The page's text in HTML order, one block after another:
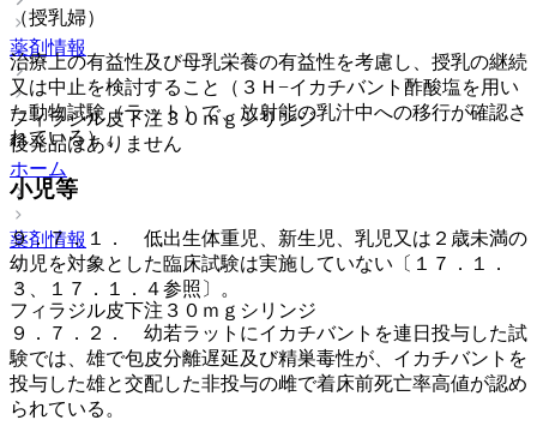
薬剤情報
フィラジル皮下注３０ｍｇシリンジ
後発品はありません
ホーム
薬剤情報
フィラジル皮下注３０ｍｇシリンジ
（授乳婦）
治療上の有益性及び母乳栄養の有益性を考慮し、授乳の継続
又は中止を検討すること（３Ｈ−イカチバント酢酸塩を用い
た動物試験（ラット）で、放射能の乳汁中への移行が確認さ
れている）。
小児等
９．７．１． 低出生体重児、新生児、乳児又は２歳未満の
幼児を対象とした臨床試験は実施していない〔１７．１．
３、１７．１．４参照〕。
９．７．２． 幼若ラットにイカチバントを連日投与した試
験では、雄で包皮分離遅延及び精巣毒性が、イカチバントを
投与した雄と交配した非投与の雌で着床前死亡率高値が認め
られている。